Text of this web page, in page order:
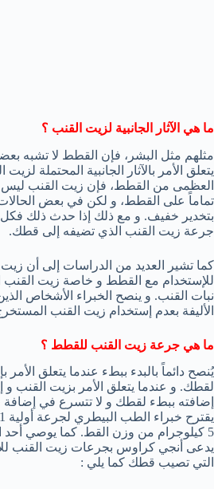
ما هي الآثار الجانبية لزيت القنب ؟
مثلهم مثل البشر، فإن القطط لا تشبه
يتعلق الأمر بالآثار الجانبية المحتملة
العظمى من القطط، فإن زيت القنب ليس
تماماً على القطط، و لكن في بعض
بتخدير خفيف. و مع ذلك إذا حدث ذلك فكل
جرعة زيت القنب الذي تضيفه إلى قطك.
كما تشير العديد من الدراسات إلى أن زيت
للإستخدام مع القطط و خاصة زيت
نبات القنب. و ينصح الخبراء الأشخاص الذين
الأليفة بعدم إستخدام زيت القنب
ما هي جرعة زيت القنب للقطط ؟
يُنصح دائماً بالبدء ببطء عندما يتعلق
لقطك. و عندما يتعلق الأمر بزيت القنب
إضافته ببطء لقطك و لا تتسرع في
5 كيلوجرام من وزن القط. كما يوصي أحد
يدعى أنجي كراوس بجرعات زيت القنب
التي تصيب قطك كما يلي :